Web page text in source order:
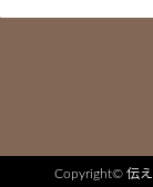
Copyright© 伝